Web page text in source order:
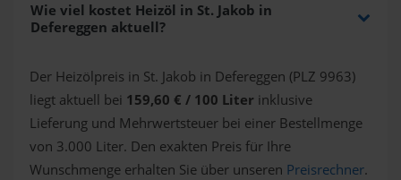
Wie viel kostet Heizöl in St. Jakob in
Defereggen aktuell?
Der Heizölpreis in St. Jakob in Defereggen (PLZ 9963)
liegt aktuell bei 159,60 € / 100 Liter inklusive
Lieferung und Mehrwertsteuer bei einer Bestellmenge
von 3.000 Liter. Den exakten Preis für Ihre
Wunschmenge erhalten Sie über unseren Preisrechner.